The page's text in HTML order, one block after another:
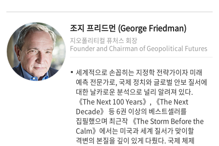
조지 프리드먼 (George Friedman)
지오폴리티컬 퓨처스 회장
Founder and Chairman of Geopolitical Futures
세계적으로 손꼽히는 지정학 전략가이자 미래
예측 전문가로, 국제 정치와 글로벌 안보 질서에
대한 날카로운 분석으로 널리 알려져 있다.
《The Next 100 Years》, 《The Next
Decade》 등 6권 이상의 베스트셀러를
집필했으며 최근작 《The Storm Before the
Calm》에서는 미국과 세계 질서가 맞이할
격변의 본질을 깊이 있게 다뤘다. 국제 체제